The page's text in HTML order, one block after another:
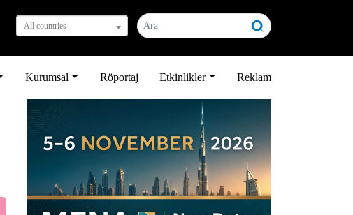
All countries
Kurumsal Röportaj Etkinlikler Reklam